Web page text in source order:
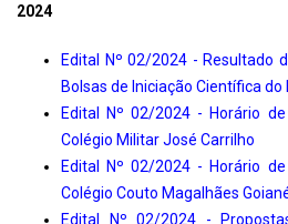
2024
Edital Nº 02/2024 - Resultado
Bolsas de Iniciação Científica do
Edital Nº 02/2024 - Horário
Colégio Militar José Carrilho
Edital Nº 02/2024 - Horário
Colégio Couto Magalhães
Edital Nº 02/2024 -